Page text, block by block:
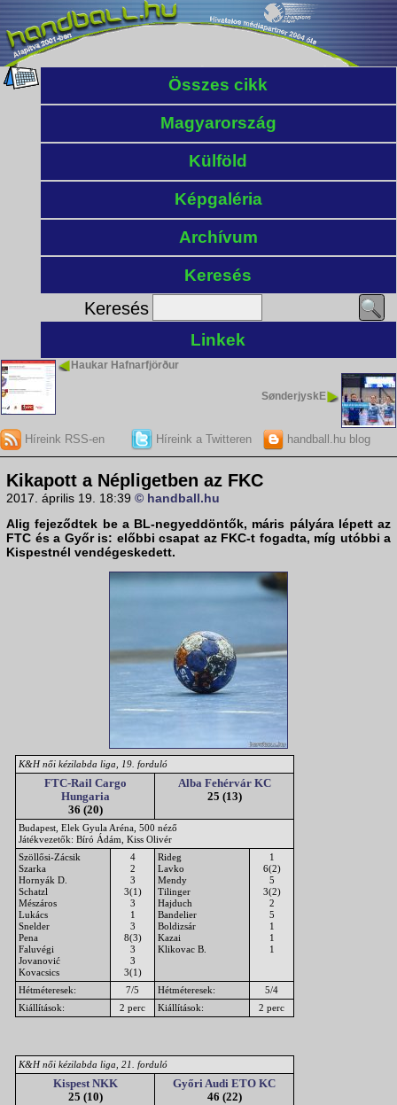
Összes cikk
Magyarország
Külföld
Képgaléria
Archívum
Keresés
Keresés
Linkek
Haukar Hafnarfjörður
SønderjyskE
Híreink RSS-en Híreink a Twitteren handball.hu blog
Kikapott a Népligetben az FKC
2017. április 19. 18:39 © handball.hu
Alig fejeződtek be a BL-negyeddöntők, máris pályára lépett az
FTC és a Győr is: előbbi csapat az FKC-t fogadta, míg utóbbi a
Kispestnél vendégeskedett.
K&H női kézilabda liga, 19. forduló
FTC-Rail Cargo
Hungaria
36 (20)
Alba Fehérvár KC
25 (13)
Budapest, Elek Gyula Aréna, 500 néző
Játékvezetők: Bíró Ádám, Kiss Olivér
Szöllősi-Zácsik
Szarka
Hornyák D.
Schatzl
Mészáros
Lukács
Snelder
Pena
Faluvégi
Jovanović
Kovacsics
4
2
3
3(1)
3
1
3
8(3)
3
3
3(1)
Rideg
Lavko
Mendy
Tilinger
Hajduch
Bandelier
Boldizsár
Kazai
Klikovac B.
1
6(2)
5
3(2)
2
5
1
1
1
Hétméteresek: 7/5 Hétméteresek:
5/4
Kiállítások:
2 perc Kiállítások: 2 perc
K&H női kézilabda liga, 21. forduló
Kispest NKK
25 (10)
Győri Audi ETO KC
46 (22)